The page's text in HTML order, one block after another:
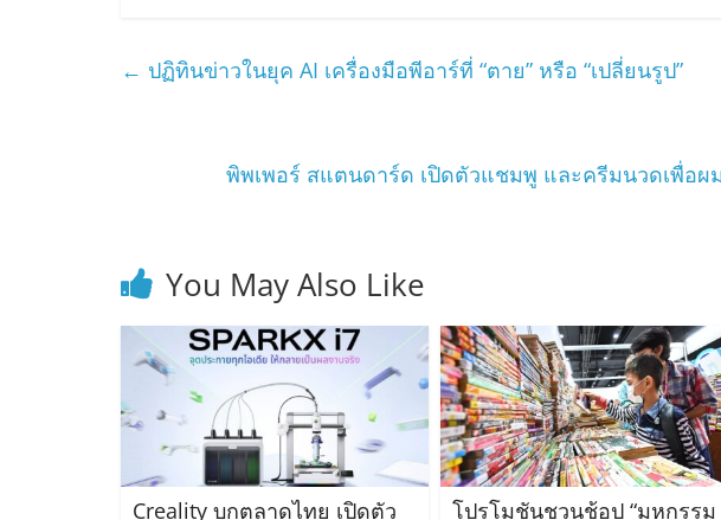
← ปฏิทินข่าวในยุค AI เครื่องมือพีอาร์ที่ “ตาย” หรือ “เปลี่ยนรูป”
พิพเพอร์ สแตนดาร์ด เปิดตัวแชมพู และครีมนวดเพื่อผ
You May Also Like
Creality บุกตลาดไทย เปิดตัว
โปรโมชันชวนช้อป “มหกรรม